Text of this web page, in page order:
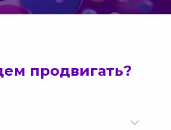
продвигать?